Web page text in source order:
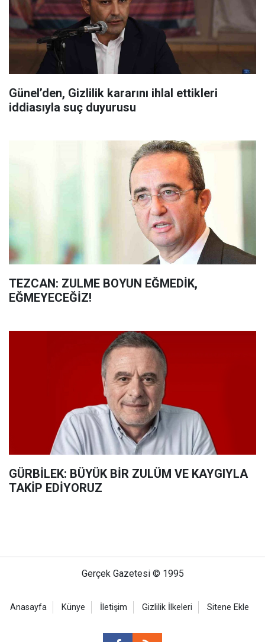
Günel’den, Gizlilik kararını ihlal ettikleri
iddiasıyla suç duyurusu
TEZCAN: ZULME BOYUN EĞMEDİK,
EĞMEYECEĞİZ!
GÜRBİLEK: BÜYÜK BİR ZULÜM VE KAYGIYLA
TAKİP EDİYORUZ
Gerçek Gazetesi © 1995
Anasayfa Künye İletişim Gizlilik İlkeleri Sitene Ekle